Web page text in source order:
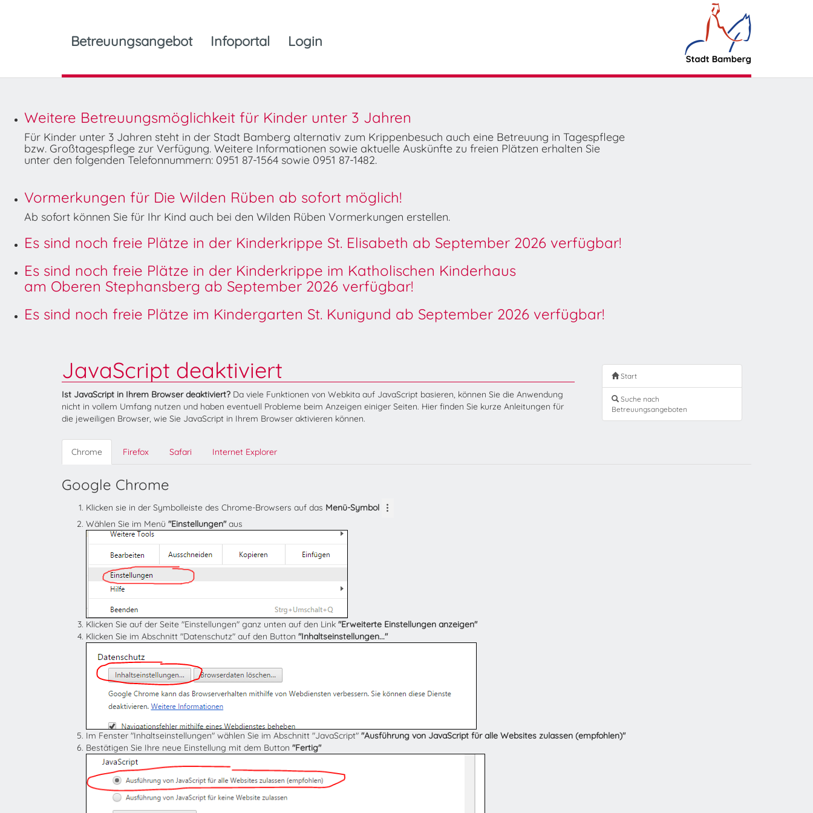
Betreuungsangebot Infoportal Login
Weitere Betreuungsmöglichkeit für Kinder unter 3 Jahren
Für Kinder unter 3 Jahren steht in der Stadt Bamberg alternativ zum Krippenbesuch auch eine Betreuung in Tagespflege
bzw. Großtagespflege zur Verfügung. Weitere Informationen sowie aktuelle Auskünfte zu freien Plätzen erhalten Sie
unter den folgenden Telefonnummern: 0951 87-1564 sowie 0951 87-1482.
Vormerkungen für Die Wilden Rüben ab sofort möglich!
Ab sofort können Sie für Ihr Kind auch bei den Wilden Rüben Vormerkungen erstellen.
Es sind noch freie Plätze in der Kinderkrippe St. Elisabeth ab September 2026 verfügbar!
Es sind noch freie Plätze in der Kinderkrippe im Katholischen Kinderhaus
am Oberen Stephansberg ab September 2026 verfügbar!
Es sind noch freie Plätze im Kindergarten St. Kunigund ab September 2026 verfügbar!
JavaScript deaktiviert
Ist JavaScript in Ihrem Browser deaktiviert? Da viele Funktionen von Webkita auf JavaScript basieren, können Sie die Anwendung
nicht in vollem Umfang nutzen und haben eventuell Probleme beim Anzeigen einiger Seiten. Hier finden Sie kurze Anleitungen für
die jeweiligen Browser, wie Sie JavaScript in Ihrem Browser aktivieren können.
Start
Suche nach
Betreuungsangeboten
Chrome Firefox Safari Internet Explorer
Google Chrome
Klicken sie in der Symbolleiste des Chrome-Browsers auf das Menü-Symbol
Wählen Sie im Menü "Einstellungen"aus
Klicken Sie auf der Seite "Einstellungen" ganz unten auf den Link "Erweiterte Einstellungen anzeigen"
Klicken Sie im Abschnitt "Datenschutz" auf den Button "Inhaltseinstellungen..."
Im Fenster "Inhaltseinstellungen" wählen Sie im Abschnitt "JavaScript" "Ausführung von JavaScript für alle Websites zulassen (empfohlen)"
Bestätigen Sie Ihre neue Einstellung mit dem Button "Fertig"